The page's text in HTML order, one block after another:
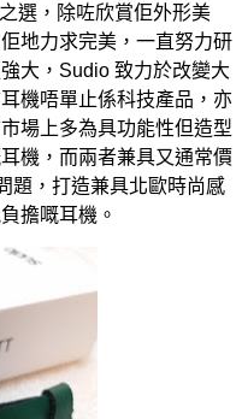
選，除咗欣賞佢外形美
地力求完美，一直努力研
大，Sudio 致力於改變大
機唔單止係科技產品，亦
場上多為具功能性但造型
機，而兩者兼具又通常價
題，打造兼具北歐時尚感
擔嘅耳機。